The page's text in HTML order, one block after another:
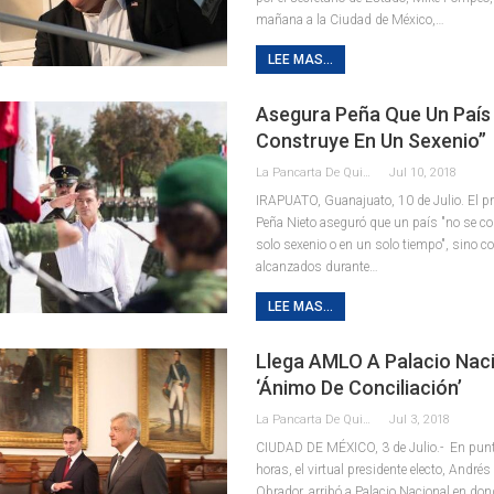
mañana a la Ciudad de México,…
LEE MAS...
Asegura Peña Que Un
Construye En Un Sexenio”
Jul 10, 2018
IRAPUATO, Guanajuato, 10 de Julio. El
Peña Nieto aseguró que un país "no se
solo sexenio o en un solo tiempo", sino
alcanzados durante…
LEE MAS...
Llega AMLO A Palacio
‘ánimo De Conciliación’
Jul 3, 2018
CIUDAD DE MÉXICO, 3 de Julio.- En
horas, el virtual presidente electo,